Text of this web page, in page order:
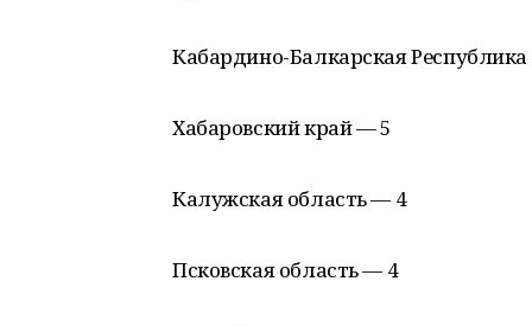
Кабардино-Балкарская
Хабаровский край — 5
Калужская область — 4
Псковская область — 4